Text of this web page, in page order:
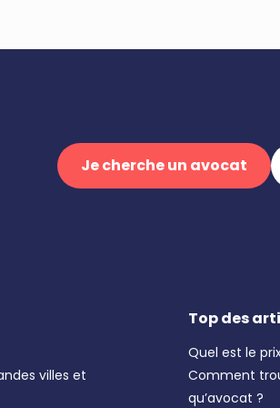
Je cherche un avocat
villes et
Top des
Quel est le
Comment
qu’avocat ?